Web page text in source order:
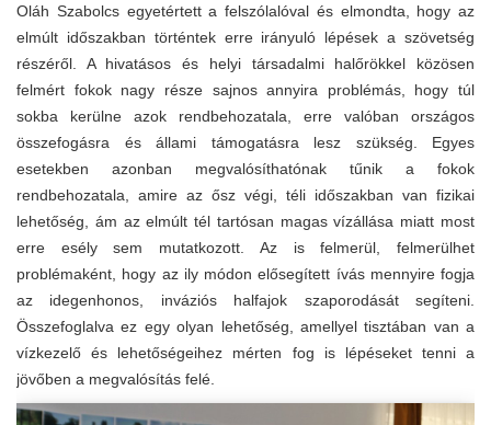
Oláh Szabolcs egyetértett a felszólalóval és elmondta, hogy az
elmúlt időszakban történtek erre irányuló lépések a szövetség
részéről. A hivatásos és helyi társadalmi halőrökkel közösen
felmért fokok nagy része sajnos annyira problémás, hogy túl
sokba kerülne azok rendbehozatala, erre valóban országos
összefogásra és állami támogatásra lesz szükség. Egyes
esetekben azonban megvalósíthatónak tűnik a fokok
rendbehozatala, amire az ősz végi, téli időszakban van fizikai
lehetőség, ám az elmúlt tél tartósan magas vízállása miatt most
erre esély sem mutatkozott. Az is felmerül, felmerülhet
problémaként, hogy az ily módon elősegített ívás mennyire fogja
az idegenhonos, inváziós halfajok szaporodását segíteni.
Összefoglalva ez egy olyan lehetőség, amellyel tisztában van a
vízkezelő és lehetőségeihez mérten fog is lépéseket tenni a
jövőben a megvalósítás felé.